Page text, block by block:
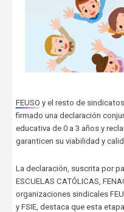
FEUSO y el resto de
firmado una declaración
educativa de 0 a 3 años y
garanticen su viabilidad y
La declaración, suscrita por
ESCUELAS CATÓLICAS,
organizaciones sindicales
y FSIE, destaca que esta